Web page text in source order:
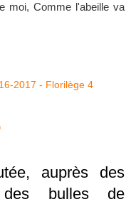
moi, Comme l'abeille va
auprès des
des bulles de